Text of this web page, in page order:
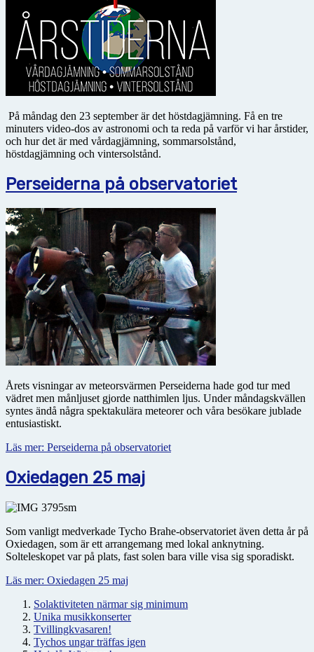
På måndag den 23 september är det höstdagjämning. Få en tre
minuters video-dos av astronomi och ta reda på varför vi har årstider,
och hur det är med vårdagjämning, sommarsolstånd,
höstdagjämning och vintersolstånd.
Perseiderna på observatoriet
Årets visningar av meteorsvärmen Perseiderna hade god tur med
vädret men månljuset gjorde natthimlen ljus. Under måndagskvällen
syntes ändå några spektakulära meteorer och våra besökare jublade
entusiastiskt.
Läs mer: Perseiderna på observatoriet
Oxiedagen 25 maj
Som vanligt medverkade Tycho Brahe-observatoriet även detta år på
Oxiedagen, som är ett arrangemang med lokal anknytning.
Solteleskopet var på plats, fast solen bara ville visa sig sporadiskt.
Läs mer: Oxiedagen 25 maj
Solaktiviteten närmar sig minimum
Unika musikkonserter
Tvillingkvasaren!
Tychos ungar träffas igen